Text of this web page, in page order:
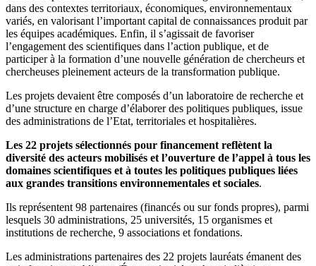
dans des contextes territoriaux, économiques, environnementaux
variés, en valorisant l’important capital de connaissances produit par
les équipes académiques. Enfin, il s’agissait de favoriser
l’engagement des scientifiques dans l’action publique, et de
participer à la formation d’une nouvelle génération de chercheurs et
chercheuses pleinement acteurs de la transformation publique.
Les projets devaient être composés d’un laboratoire de recherche et
d’une structure en charge d’élaborer des politiques publiques, issue
des administrations de l’Etat, territoriales et hospitalières.
Les 22 projets sélectionnés pour financement reflètent la
diversité des acteurs mobilisés et l’ouverture de l’appel à tous les
domaines scientifiques et à toutes les politiques publiques liées
aux grandes transitions environnementales et sociales.
Ils représentent 98 partenaires (financés ou sur fonds propres), parmi
lesquels 30 administrations, 25 universités, 15 organismes et
institutions de recherche, 9 associations et fondations.
Les administrations partenaires des 22 projets lauréats émanent des